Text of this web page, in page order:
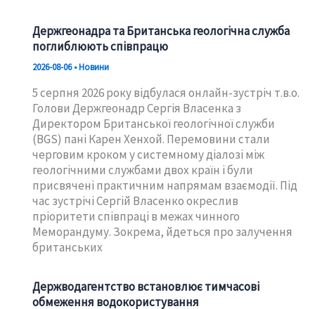
Держгеонадра та Британська геологічна служба
поглиблюють співпрацю
2026-08-06•Новини
5 серпня 2026 року відбулася онлайн-зустріч т.в.о.
Голови Держгеонадр Сергія Власенка з
Директором Британської геологічної служби
(BGS) пані Карен Хенхой. Перемовини стали
черговим кроком у системному діалозі між
геологічними службами двох країн і були
присвячені практичним напрямам взаємодії. Під
час зустрічі Сергій Власенко окреслив
пріоритети співпраці в межах чинного
Меморандуму. Зокрема, йдеться про залучення
британських
Держводагентство встановлює тимчасові
обмеження водокористування